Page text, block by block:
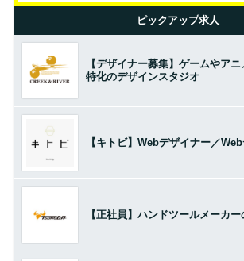
ピックアップ求人
【デザイナー募集】ゲームやア
特化のデザインスタジオ
【キトビ】Webデザイナー／
【正社員】ハンドツールメーカ